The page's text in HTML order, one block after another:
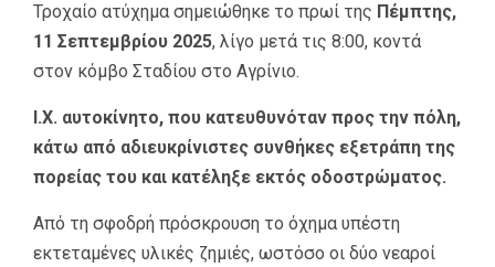
Τροχαίο ατύχημα σημειώθηκε το πρωί της Πέμπτης,
11 Σεπτεμβρίου 2025, λίγο μετά τις 8:00, κοντά
στον κόμβο Σταδίου στο Αγρίνιο.
Ι.Χ. αυτοκίνητο, που κατευθυνόταν προς την πόλη,
κάτω από αδιευκρίνιστες συνθήκες εξετράπη της
πορείας του και κατέληξε εκτός οδοστρώματος.
Από τη σφοδρή πρόσκρουση το όχημα υπέστη
εκτεταμένες υλικές ζημιές, ωστόσο οι δύο νεαροί